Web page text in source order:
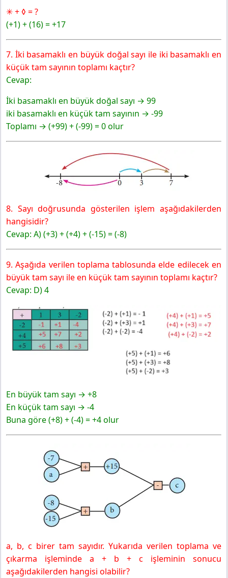
✳ + ◊ = ?
(+1) + (16) = +17
7. İki basamaklı en büyük doğal sayı ile iki basamaklı en
küçük tam sayının toplamı kaçtır?
Cevap:
İki basamaklı en büyük doğal sayı → 99
iki basamaklı en küçük tam sayının → -99
Toplamı → (+99) + (-99) = 0 olur
8. Sayı doğrusunda gösterilen işlem aşağıdakilerden
hangisidir?
Cevap: A) (+3) + (+4) + (-15) = (-8)
9. Aşağıda verilen toplama tablosunda elde edilecek en
büyük tam sayı ile en küçük tam sayının toplamı kaçtır?
Cevap: D) 4
En büyük tam sayı → +8
En küçük tam sayı → -4
Buna göre (+8) + (-4) = +4 olur
a, b, c birer tam sayıdır. Yukarıda verilen toplama ve
çıkarma işleminde a + b + c işleminin sonucu
aşağıdakilerden hangisi olabilir?